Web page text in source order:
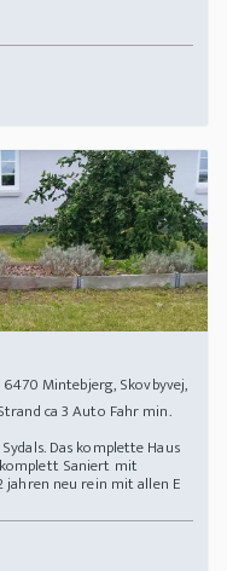
Mintebjerg, Skovbyvej,
ca 3 Auto Fahr min.
Das komplette Haus
Saniert mit
jahren neu rein mit allen E